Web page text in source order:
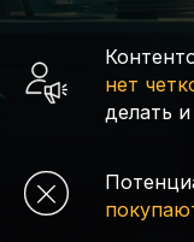
нет
делать